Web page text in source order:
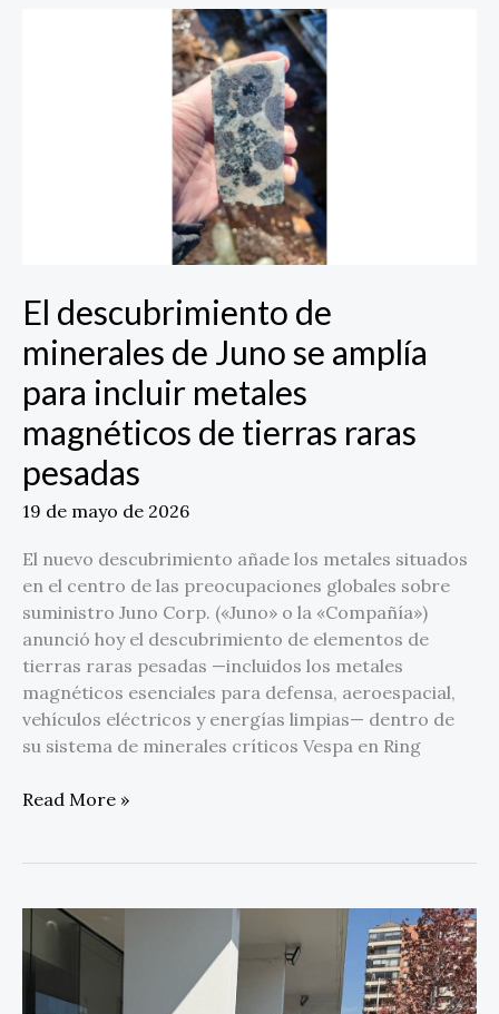
El descubrimiento de
minerales de Juno se amplía
para incluir metales
magnéticos de tierras raras
pesadas
19 de mayo de 2026
El nuevo descubrimiento añade los metales situados
en el centro de las preocupaciones globales sobre
suministro Juno Corp. («Juno» o la «Compañía»)
anunció hoy el descubrimiento de elementos de
tierras raras pesadas —incluidos los metales
magnéticos esenciales para defensa, aeroespacial,
vehículos eléctricos y energías limpias— dentro de
su sistema de minerales críticos Vespa en Ring
magnéticos
de
tierras
raras
pesadas
Read More »
Camino
nombra
altos